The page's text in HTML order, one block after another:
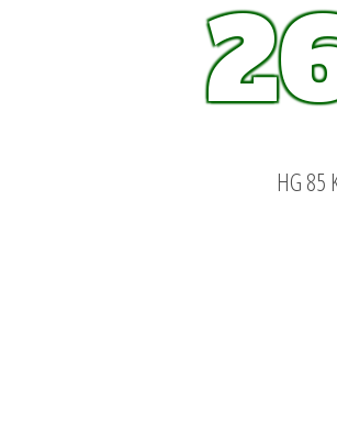
HG 85